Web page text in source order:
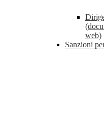
web)
Sanzioni